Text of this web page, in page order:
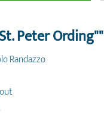
Peter Ording""
Randazzo